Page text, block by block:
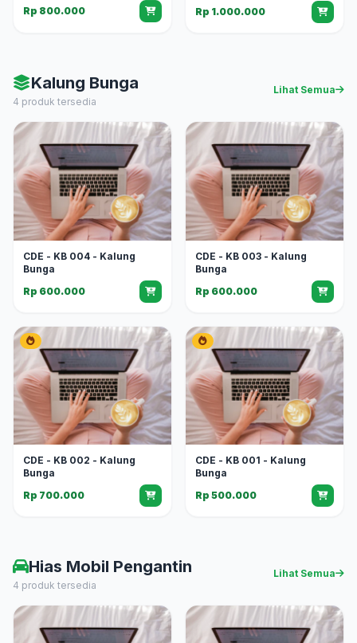
Rp 800.000
Rp 1.000.000
Kalung Bunga
4 produk tersedia
Lihat Semua
CDE - KB 004 - Kalung
Bunga
Rp 600.000
CDE - KB 003 - Kalung
Bunga
Rp 600.000
CDE - KB 002 - Kalung
Bunga
Rp 700.000
CDE - KB 001 - Kalung
Bunga
Rp 500.000
Hias Mobil Pengantin
4 produk tersedia
Lihat Semua